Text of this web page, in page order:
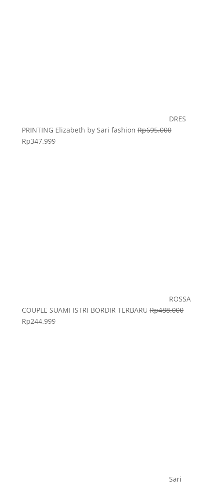
DRES
PRINTING Elizabeth by Sari fashion Rp695.000
Rp347.999
ROSSA
COUPLE SUAMI ISTRI BORDIR TERBARU Rp488.000
Rp244.999
Sari